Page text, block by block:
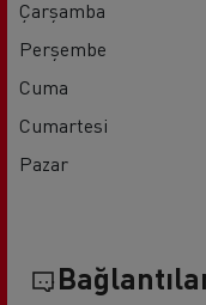
Çarşamba
Perşembe
Cuma
Cumartesi
Pazar